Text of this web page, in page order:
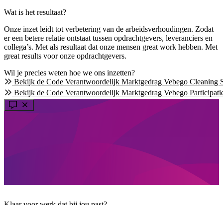
Wat is het resultaat?
Onze inzet leidt tot verbetering van de arbeidsverhoudingen. Zodat
er een betere relatie ontstaat tussen opdrachtgevers, leveranciers en
collega’s. Met als resultaat dat onze mensen great work hebben. Met
great results voor onze opdrachtgevers.
Wil je precies weten hoe we ons inzetten?
Bekijk de Code Verantwoordelijk Marktgedrag Vebego Cleaning
Bekijk de Code Verantwoordelijk Marktgedrag Vebego